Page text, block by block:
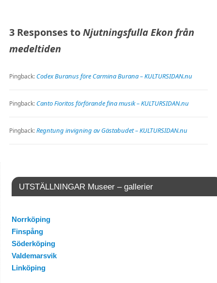
3 Responses toNjutningsfulla Ekon från
medeltiden
Pingback: Codex Buranus före Carmina Burana – KULTURSIDAN.nu
Pingback: Canto Fioritos förförande fina musik – KULTURSIDAN.nu
Pingback:Regntung invigning av Gästabudet – KULTURSIDAN.nu
UTSTÄLLNINGAR Museer – gallerier
Norrköping
Finspång
Söderköping
Valdemarsvik
Linköping